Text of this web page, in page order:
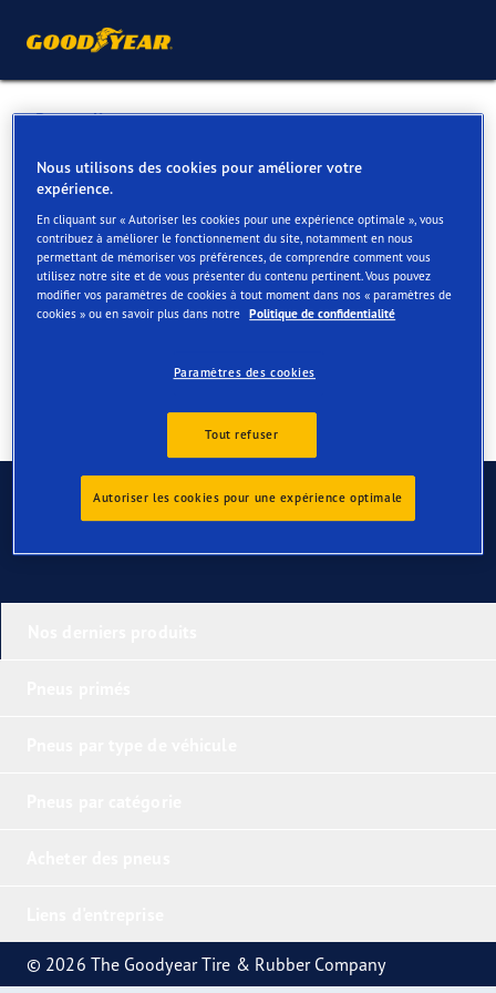
Retour liste
DEDOLA-WATTIER
Services disponibles en ligne et en magasin
Contact Services
Contactez-nous
© 2026 The Goodyear Tire & Rubber Company
Nous utilisons des cookies pour améliorer votre
expérience.
En cliquant sur « Autoriser les cookies pour une expérience optimale », vous
contribuez à améliorer le fonctionnement du site, notamment en nous
permettant de mémoriser vos préférences, de comprendre comment vous
utilisez notre site et de vous présenter du contenu pertinent. Vous pouvez
modifier vos paramètres de cookies à tout moment dans nos « paramètres de
cookies » ou en savoir plus dans notre Politique de confidentialité
Paramètres des cookies
Tout refuser
Autoriser les cookies pour une expérience optimale